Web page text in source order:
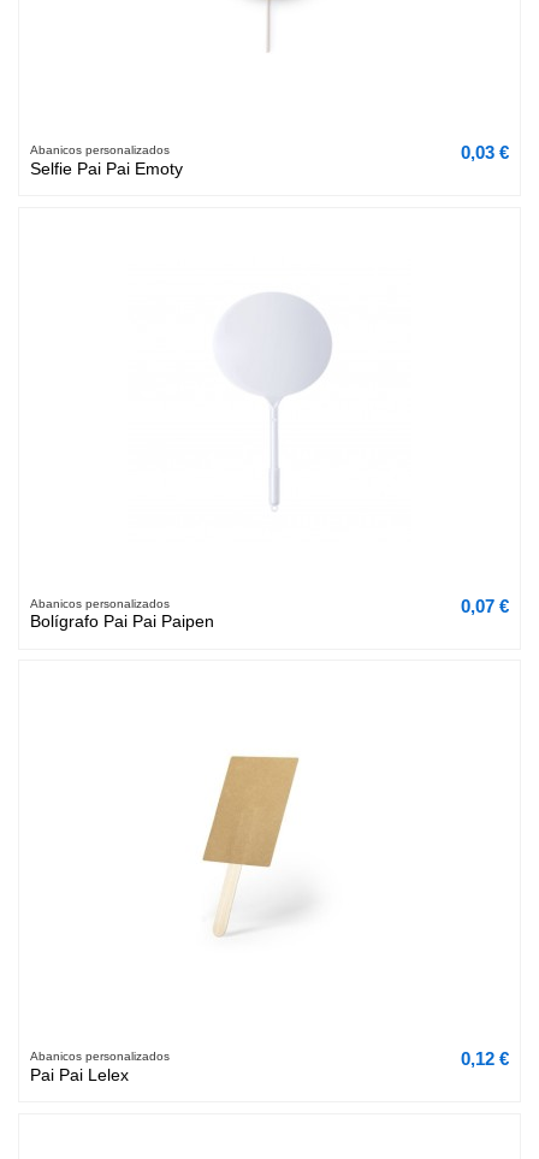
Abanicos personalizados
Selfie Pai Pai Emoty
0,03 €
Abanicos personalizados
Bolígrafo Pai Pai Paipen
0,07 €
Abanicos personalizados
Pai Pai Lelex
0,12 €